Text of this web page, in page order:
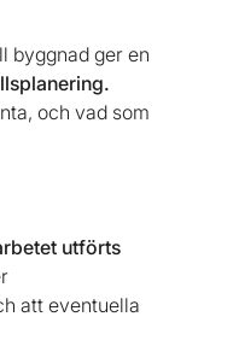
byggnad ger en
och vad som
utförts
att eventuella